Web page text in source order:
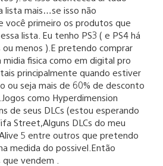
lista mais…se isso não
primeiro os produtos que
lista. Eu tenho PS3 ( e PS4 há
ou menos ).E pretendo comprar
fisica como em digital pro
principalmente quando estiver
ou seja mais de 60% de desconto
como Hyperdimension
de seus DLCs (estou esperando
Street,Alguns DLCs do meu
5 entre outros que pretendo
medida do possivel.Então
vendem .